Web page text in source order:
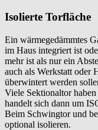
Isolierte Torfläche
Ein wärmegedämmtes
im Haus integriert ist
mehr ist als nur ein
auch als Werkstatt oder
überwintert werden
Viele Sektionaltor
handelt sich dann um
Beim Schwingtor und
optional isolieren.